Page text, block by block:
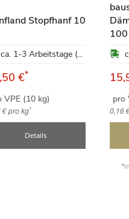
Stopfhanf 10
ca. 1-3 Arbeitstage (Mo-Fr)
€*
VPE (10 kg)
€pro kg*
Details
pro
0,16